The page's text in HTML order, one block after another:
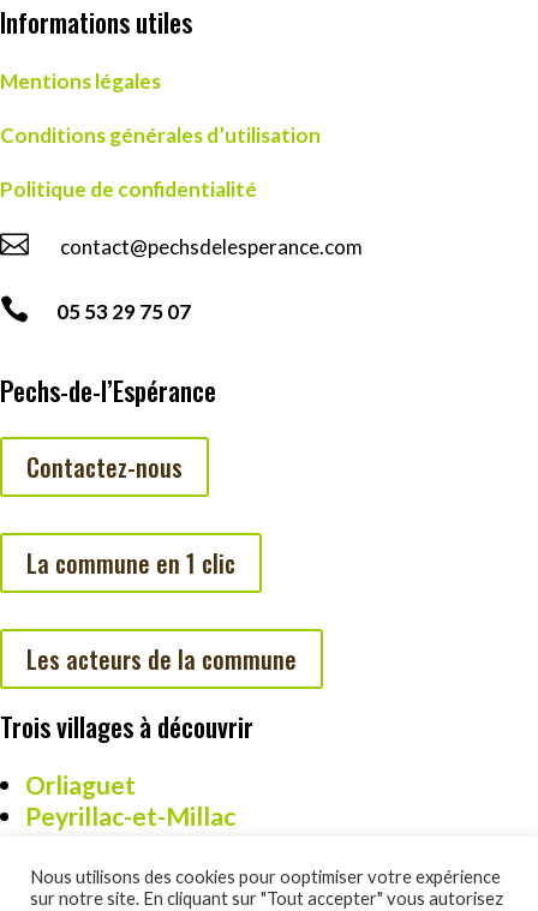
Informations utiles
Mentions légales
Conditions générales d’utilisation
Politique de confidentialité
 contact@pechsdelesperance.com
 05 53 29 75 07
Pechs-de-l’Espérance
Contactez-nous
La commune en 1 clic
Les acteurs de la commune
Trois villages à découvrir
Orliaguet
Peyrillac-et-Millac
Nous utilisons des cookies pour ooptimiser votre expérience
sur notre site. En cliquant sur "Tout accepter" vous autorisez